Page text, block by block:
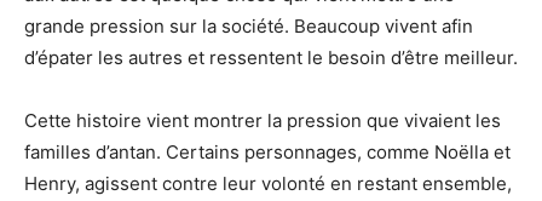
grande pression sur la société. Beaucoup vivent afin
d’épater les autres et ressentent le besoin d’être meilleur.
Cette histoire vient montrer la pression que vivaient les
familles d’antan. Certains personnages, comme Noëlla et
Henry, agissent contre leur volonté en restant ensemble,